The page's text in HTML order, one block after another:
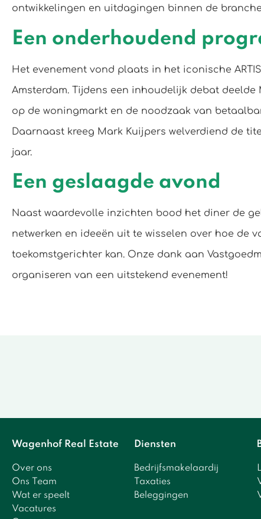
ontwikkelingen en uitdagingen binnen de
Een onderhoudend p
Het evenement vond plaats in het iconische
Amsterdam. Tijdens een inhoudelijk debat deelde
op de woningmarkt en de noodzaak van
Daarnaast kreeg Mark Kuijpers welverdiend de
jaar.
Een geslaagde avond
Naast waardevolle inzichten bood het diner de
netwerken en ideeën uit te wisselen over hoe de
toekomstgerichter kan. Onze dank aan
organiseren van een uitstekend evenement!
Wagenhof Real Estate
Over ons
Ons Team
Wat er speelt
Vacatures
Diensten
Bedrijfsmakelaardij
Taxaties
Beleggingen